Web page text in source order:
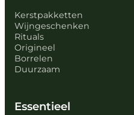
Kerstpakketten
Wijngeschenken
Rituals
Origineel
Borrelen
Duurzaam
Essentieel